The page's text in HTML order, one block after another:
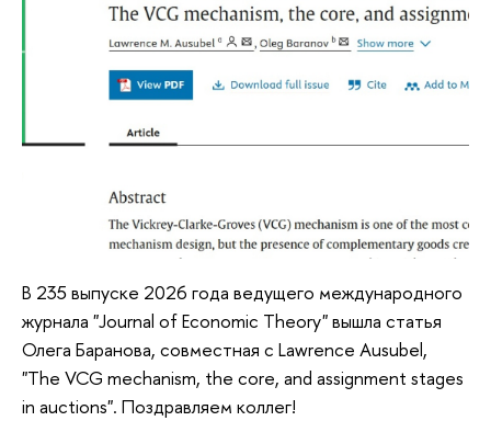
В 235 выпуске 2026 года ведущего международного
журнала "Journal of Economic Theory" вышла статья
Олега Баранова, совместная с Lawrence Ausubel,
"The VCG mechanism, the core, and assignment stages
in auctions". Поздравляем коллег!